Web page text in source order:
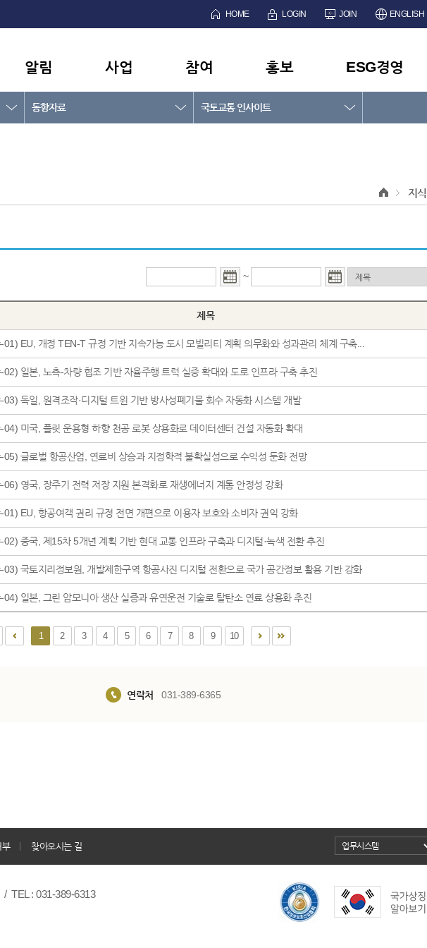
HOME LOGIN JOIN ENGLISH
알림 사업 참여 홍보 ESG경영
동향자료 국토교통 인사이트
지식
~
제목
EU, 개정 TEN-T 규정 기반 지속가능 도시 모빌리티 계획 의무화와 성과관리 체계 구축...
일본, 노측-차량 협조 기반 자율주행 트럭 실증 확대와 도로 인프라 구축 추진
독일, 원격조작·디지털 트윈 기반 방사성폐기물 회수 자동화 시스템 개발
미국, 플릿 운용형 하향 천공 로봇 상용화로 데이터센터 건설 자동화 확대
05) 글로벌 항공산업, 연료비 상승과 지정학적 불확실성으로 수익성 둔화 전망
06) 영국, 장주기 전력 저장 지원 본격화로 재생에너지 계통 안정성 강화
01) EU, 항공여객 권리 규정 전면 개편으로 이용자 보호와 소비자 권익 강화
중국, 제15차 5개년 계획 기반 현대 교통 인프라 구축과 디지털·녹색 전환 추진
03) 국토지리정보원, 개발제한구역 항공사진 디지털 전환으로 국가 공간정보 활용 기반 강화
일본, 그린 암모니아 생산 실증과 유연운전 기술로 탈탄소 연료 상용화 추진
1 2 3 4 5 6 7 8 9 10
연락처 031-389-6365
부 찾아오시는 길
/ TEL : 031-389-6313